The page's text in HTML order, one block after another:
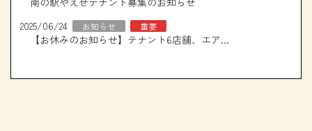
2025/06/24
お知らせ 重要
【お休みのお知らせ】テナント6店舗、エアコン取り換え工事について